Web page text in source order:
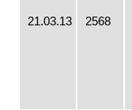
21.03.13 2568